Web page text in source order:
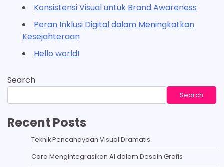
Konsistensi Visual untuk Brand Awareness
Peran Inklusi Digital dalam Meningkatkan
Kesejahteraan
Hello world!
Search
Search
Recent Posts
Teknik Pencahayaan Visual Dramatis
Cara Mengintegrasikan AI dalam Desain Grafis